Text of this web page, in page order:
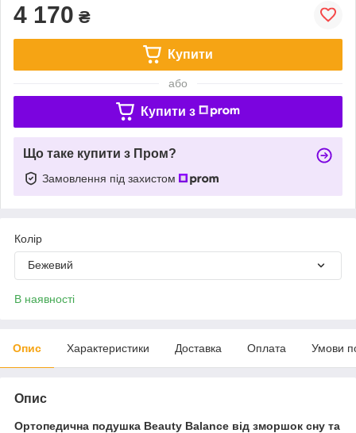
4 170 ₴
Купити
або
Купити з
Що таке купити з Пром?
Замовлення під захистом
Колір
Бежевий
В наявності
Опис Характеристики Доставка Оплата Умови
Опис
Ортопедична подушка Beauty Balance від зморшок сну та